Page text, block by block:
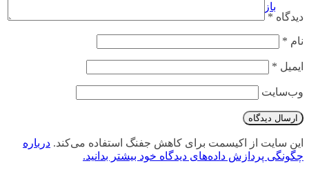
بازگشت به فروشگاه
دیدگاه *
نام *
ایمیل *
وب‌سایت
این سایت از اکیسمت برای کاهش جفنگ استفاده می‌کند. درباره
چگونگی پردازش داده‌های دیدگاه خود بیشتر بدانید.